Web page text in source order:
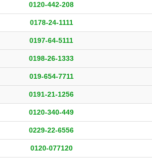
0120-442-208
0178-24-1111
0197-64-5111
0198-26-1333
019-654-7711
0191-21-1256
0120-340-449
0229-22-6556
0120-077120